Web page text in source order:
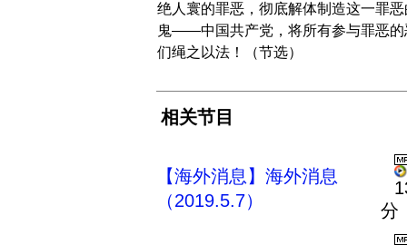
绝人寰的罪恶，彻底解体制造这一罪恶
鬼——中国共产党，将所有参与罪恶的
们绳之以法！（节选）
相关节目
【海外消息】海外消息
（2019.5.7）
分